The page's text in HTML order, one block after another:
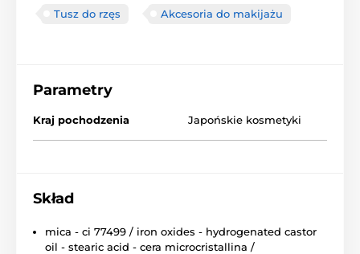
Tusz do rzęs Akcesoria do makijażu
Parametry
Kraj pochodzenia Japońskie kosmetyki
Skład
mica - ci 77499 / iron oxides - hydrogenated castor
oil - stearic acid - cera microcristallina /